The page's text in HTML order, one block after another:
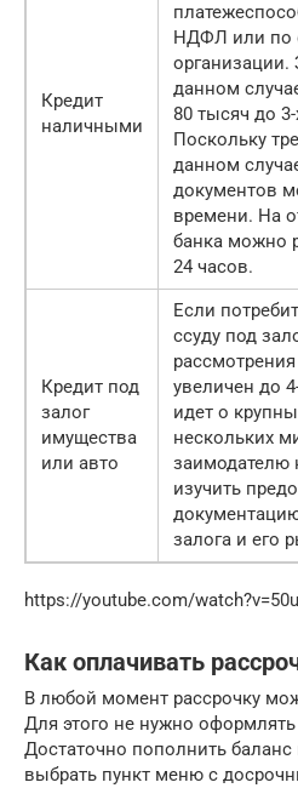
Кредит
наличными
НДФЛ или по
данном
80 тысяч до
Поскольку
данном
документов
времени. На
банка можно
24 часов.
Кредит под
залог
имущества
или авто
Если
ссуду под
увеличен до
идет о
нескольких
заимодателю
изучить
залога и его
https://youtube.com/
Как оплачивать
В любой момент рассрочку
Для этого не нужно
Достаточно пополнить баланс
выбрать пункт меню с